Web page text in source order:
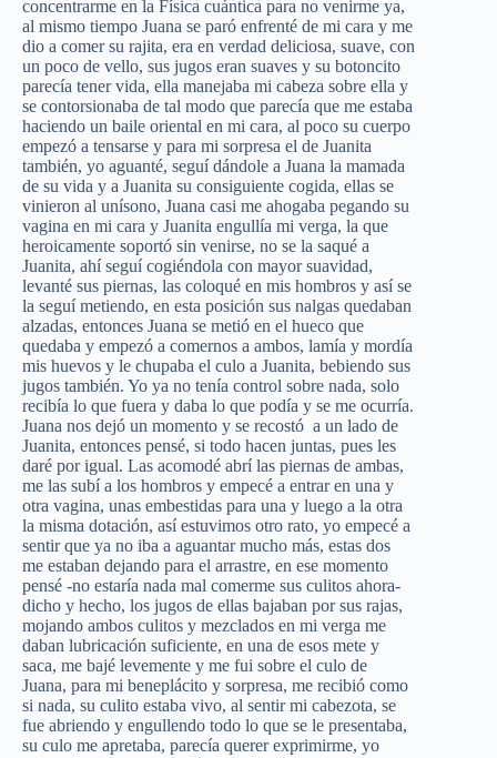
concentrarme en la Física cuántica para no venirme ya,
al mismo tiempo Juana se paró enfrenté de mi cara y me
dio a comer su rajita, era en verdad deliciosa, suave, con
un poco de vello, sus jugos eran suaves y su botoncito
parecía tener vida, ella manejaba mi cabeza sobre ella y
se contorsionaba de tal modo que parecía que me estaba
haciendo un baile oriental en mi cara, al poco su cuerpo
empezó a tensarse y para mi sorpresa el de Juanita
también, yo aguanté, seguí dándole a Juana la mamada
de su vida y a Juanita su consiguiente cogida, ellas se
vinieron al unísono, Juana casi me ahogaba pegando su
vagina en mi cara y Juanita engullía mi verga, la que
heroicamente soportó sin venirse, no se la saqué a
Juanita, ahí seguí cogiéndola con mayor suavidad,
levanté sus piernas, las coloqué en mis hombros y así se
la seguí metiendo, en esta posición sus nalgas quedaban
alzadas, entonces Juana se metió en el hueco que
quedaba y empezó a comernos a ambos, lamía y mordía
mis huevos y le chupaba el culo a Juanita, bebiendo sus
jugos también. Yo ya no tenía control sobre nada, solo
recibía lo que fuera y daba lo que podía y se me ocurría.
Juana nos dejó un momento y se recostó a un lado de
Juanita, entonces pensé, si todo hacen juntas, pues les
daré por igual. Las acomodé abrí las piernas de ambas,
me las subí a los hombros y empecé a entrar en una y
otra vagina, unas embestidas para una y luego a la otra
la misma dotación, así estuvimos otro rato, yo empecé a
sentir que ya no iba a aguantar mucho más, estas dos
me estaban dejando para el arrastre, en ese momento
pensé -no estaría nada mal comerme sus culitos ahora-
dicho y hecho, los jugos de ellas bajaban por sus rajas,
mojando ambos culitos y mezclados en mi verga me
daban lubricación suficiente, en una de esos mete y
saca, me bajé levemente y me fui sobre el culo de
Juana, para mi beneplácito y sorpresa, me recibió como
si nada, su culito estaba vivo, al sentir mi cabezota, se
fue abriendo y engullendo todo lo que se le presentaba,
su culo me apretaba, parecía querer exprimirme, yo